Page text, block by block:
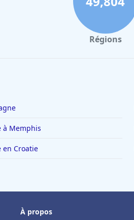
Régions
à Memphis
en Croatie
À propos